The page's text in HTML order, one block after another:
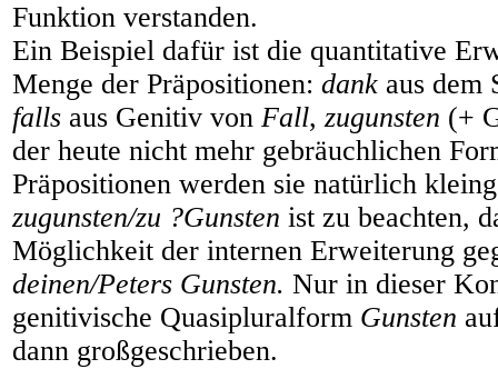
Funktion verstanden.
Ein Beispiel dafür ist die quantitative
Menge der Präpositionen: dank aus dem
falls aus Genitiv von Fall,zugunsten (+
der heute nicht mehr gebräuchlichen
Präpositionen werden sie natürlich
zugunsten/zu ?Gunsten ist zu beachten,
Möglichkeit der internen Erweiterung
deinen/Peters Gunsten. Nur in dieser
genitivische Quasipluralform Gunsten
dann großgeschrieben.